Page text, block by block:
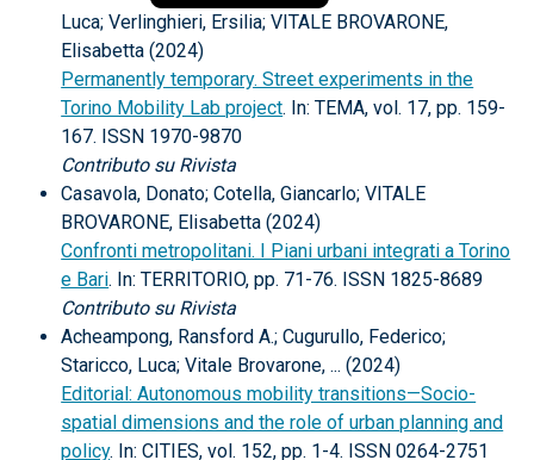
Luca; Verlinghieri, Ersilia; VITALE BROVARONE,
Elisabetta (2024)
Permanently temporary. Street experiments in the
Torino Mobility Lab project. In: TEMA, vol. 17, pp. 159-
167. ISSN 1970-9870
Contributo su Rivista
Casavola, Donato; Cotella, Giancarlo; VITALE
BROVARONE, Elisabetta (2024)
Confronti metropolitani. I Piani urbani integrati a Torino
e Bari. In: TERRITORIO, pp. 71-76. ISSN 1825-8689
Contributo su Rivista
Acheampong, Ransford A.; Cugurullo, Federico;
Staricco, Luca; Vitale Brovarone, ... (2024)
Editorial: Autonomous mobility transitions—Socio-
spatial dimensions and the role of urban planning and
policy. In: CITIES, vol. 152, pp. 1-4. ISSN 0264-2751